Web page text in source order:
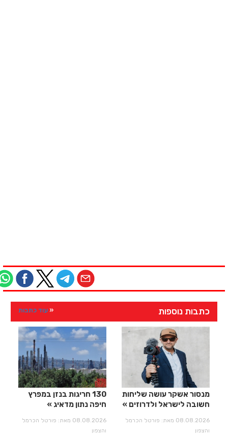
כתבות נוספות עוד כתבות
מנסור אשקר עושה שליחות
חשובה לישראל ולדרוזים
08.08.2026 מאת: פורטל הכרמל
והצפון
130 חריגות בנזן במפרץ
חיפה נתון מדאיג
08.08.2026 מאת: פורטל הכרמל
והצפון